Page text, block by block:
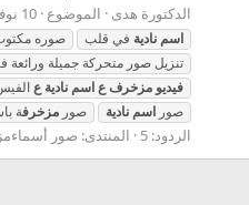
الدكتورة هدى الموضوع 10 نوفمبر 2014
اسم نادية في قلب صوره مكتوب
تنزيل صور متحركة جميلة ورائعة
فيديو مزخرفعاسم نادية ع
صور اسم نادية صور مزخرفة
الردود: 5 المنتدى: صور